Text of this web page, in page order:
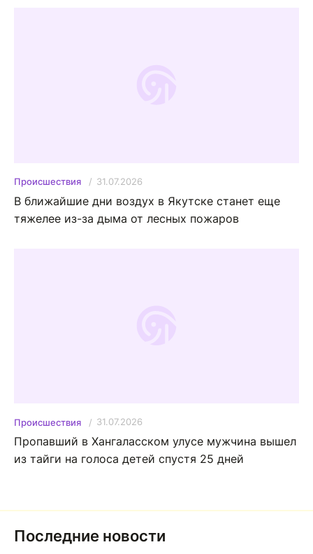
Происшествия 31.07.2026
В ближайшие дни воздух в Якутске станет еще
тяжелее из-за дыма от лесных пожаров
Происшествия 31.07.2026
Пропавший в Хангаласском улусе мужчина вышел
из тайги на голоса детей спустя 25 дней
Последние новости